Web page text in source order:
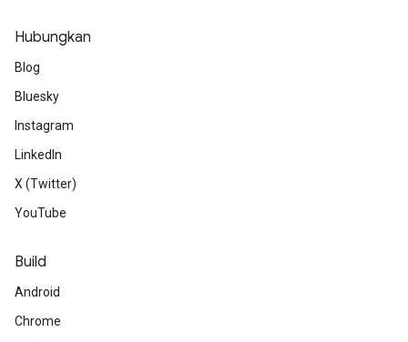
Hubungkan
Blog
Bluesky
Instagram
LinkedIn
X (Twitter)
YouTube
Build
Android
Chrome